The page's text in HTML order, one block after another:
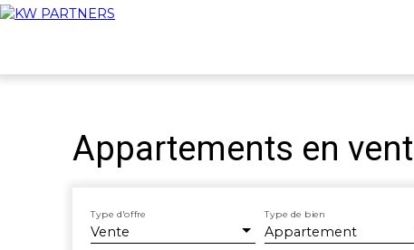
Appartements en
Vente
Type d'offre
Appartement
Type de bien